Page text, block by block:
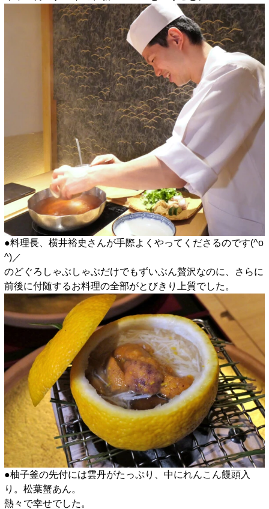
●料理長、横井裕史さんが手際よくやってくださるのです(^o
^)／
のどぐろしゃぶしゃぶだけでもずいぶん贅沢なのに、さらに
前後に付随するお料理の全部がとびきり上質でした。
●柚子釜の先付には雲丹がたっぷり、中にれんこん饅頭入
り。松葉蟹あん。
熱々で幸せでした。